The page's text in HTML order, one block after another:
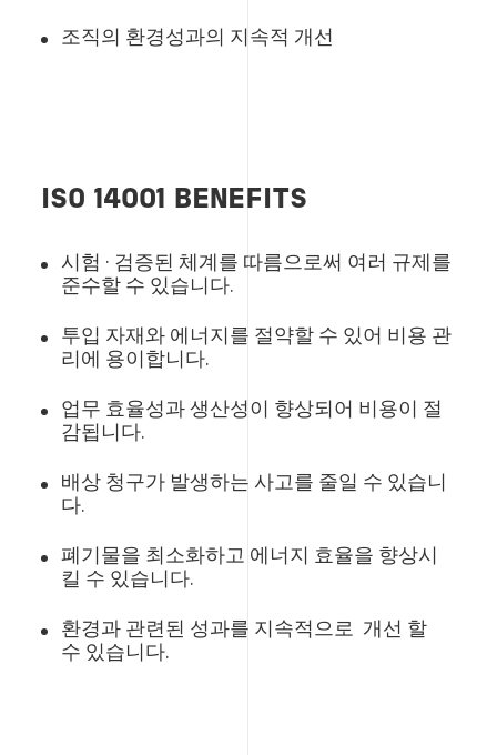
조직의 환경성과의 지속적 개선
ISO 14001 BENEFITS
시험 · 검증된 체계를 따름으로써 여러 규제를
준수할 수 있습니다.
투입 자재와 에너지를 절약할 수 있어 비용 관
리에 용이합니다.
업무 효율성과 생산성이 향상되어 비용이 절
감됩니다.
배상 청구가 발생하는 사고를 줄일 수 있습니
다.
폐기물을 최소화하고 에너지 효율을 향상시
킬 수 있습니다.
환경과 관련된 성과를 지속적으로 개선 할
수 있습니다.